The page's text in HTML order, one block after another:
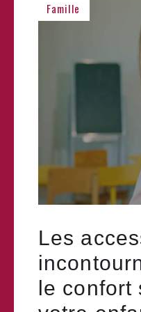
Famille
Les
le confort